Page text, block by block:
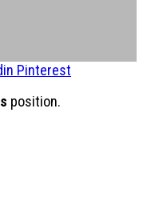
Pinterest
position.